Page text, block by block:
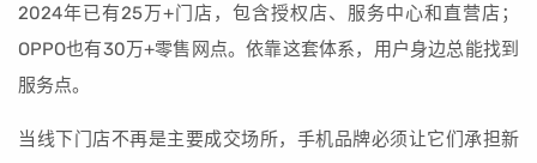
2024年已有25万+门店，包含授权店、服务中心和直营店；
OPPO也有30万+零售网点。依靠这套体系，用户身边总能找到
服务点。
当线下门店不再是主要成交场所，手机品牌必须让它们承担新